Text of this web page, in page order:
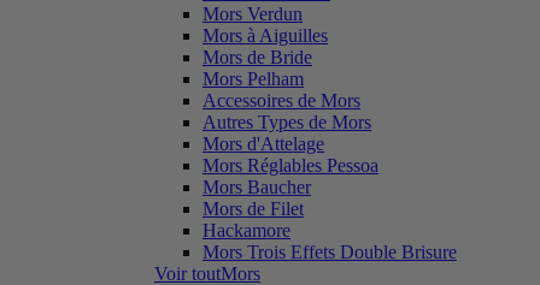
Mors Verdun
Mors à Aiguilles
Mors de Bride
Mors Pelham
Accessoires de Mors
Autres Types de Mors
Mors d'Attelage
Mors Réglables Pessoa
Mors Baucher
Mors de Filet
Hackamore
Mors Trois Effets Double Brisure
Voir toutMors